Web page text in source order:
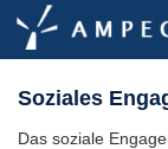
Soziales
Das soziale